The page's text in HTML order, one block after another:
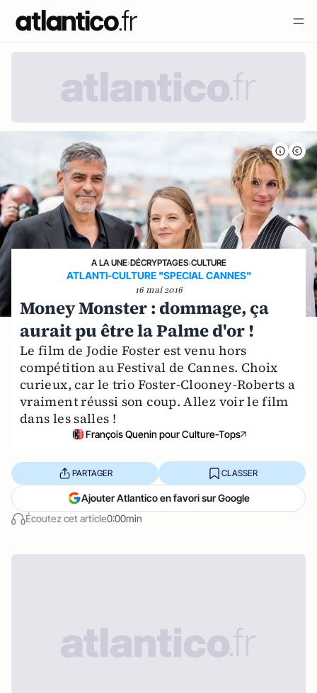
A LA UNE›DÉCRYPTAGES›CULTURE
ATLANTI-CULTURE "SPECIAL CANNES"
16 mai 2016
Money Monster : dommage, ça
aurait pu être la Palme d'or !
Le film de Jodie Foster est venu hors
compétition au Festival de Cannes. Choix
curieux, car le trio Foster-Clooney-Roberts a
vraiment réussi son coup. Allez voir le film
dans les salles !
François Quenin pour Culture-Tops
Écoutez cet article0:00min
PARTAGER CLASSER
Ajouter Atlantico en favori sur Google